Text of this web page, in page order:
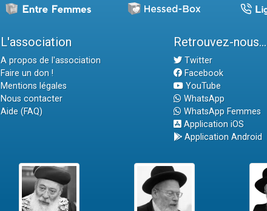
L'association
A propos de l'association
Faire un don !
Mentions légales
Nous contacter
Aide (FAQ)
Retrouvez-nous...
Twitter
Facebook
YouTube
WhatsApp
WhatsApp Femmes
Application iOS
Application Android